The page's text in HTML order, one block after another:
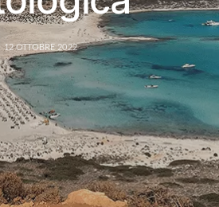
12 OTTOBRE 2022